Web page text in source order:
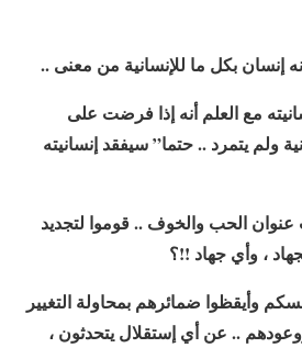
إنسان بكل ما للإنسانية من معنى ..
مع العلم أنه إذا فرضت على
ولم يتمرد .. حتما” سيفقد إنسانيته
الحب والخوف .. قوموا لتجديد
، وأي جهاد !!؟
وأيقظوا ضمائرهم بمحاولة التغيير
.. عن أي إستقلال يتحدثون ،